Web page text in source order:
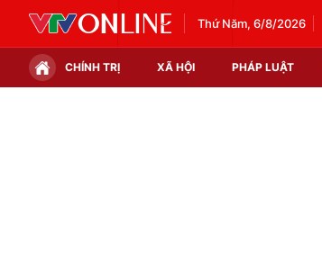
Thứ Năm, 6/8/2026
CHÍNH TRỊ XÃ HỘI PHÁP LUẬT